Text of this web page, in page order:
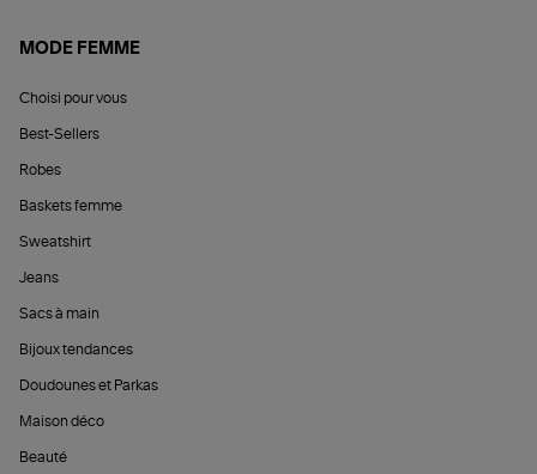
MODE FEMME
Choisi pour vous
Best-Sellers
Robes
Baskets femme
Sweatshirt
Jeans
Sacs à main
Bijoux tendances
Doudounes et Parkas
Maison déco
Beauté